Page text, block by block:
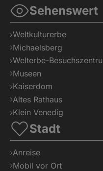
Sehenswert
Weltkulturerbe
Michaelsberg
Welterbe-
Museen
Kaiserdom
Altes Rathaus
Klein Venedig
Stadt
Anreise
Mobil vor Ort